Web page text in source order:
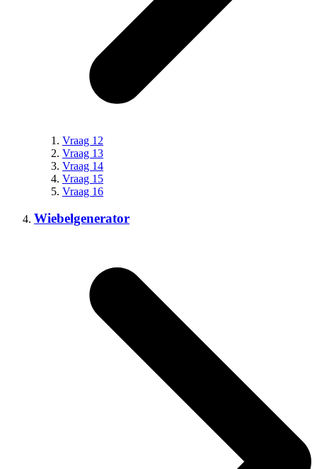
Vraag 12
Vraag 13
Vraag 14
Vraag 15
Vraag 16
Wiebelgenerator